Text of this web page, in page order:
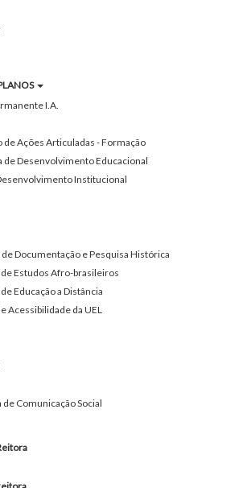
I.A.
de Ações Articuladas - Formação
de Desenvolvimento Educacional
Institucional
Documentação e Pesquisa Histórica
Estudos Afro-brasileiros
Educação a Distância
Acessibilidade da UEL
Comunicação Social